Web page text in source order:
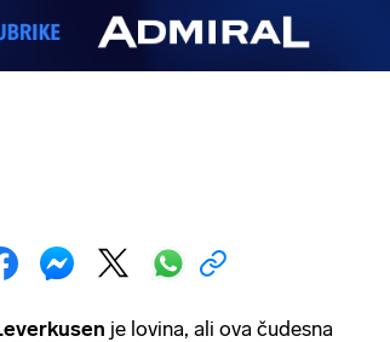
je lovina, ali ova čudesna